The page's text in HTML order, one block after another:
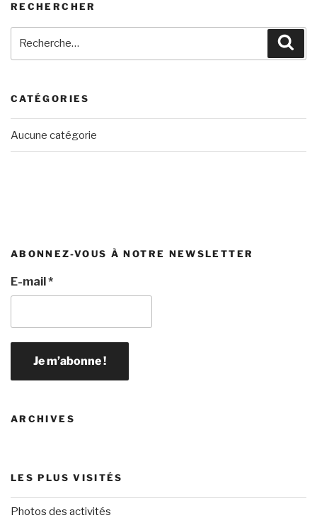
RECHERCHER
CATÉGORIES
Aucune catégorie
ABONNEZ-VOUS À NOTRE NEWSLETTER
E-mail*
ARCHIVES
LES PLUS VISITÉS
Photos des activités